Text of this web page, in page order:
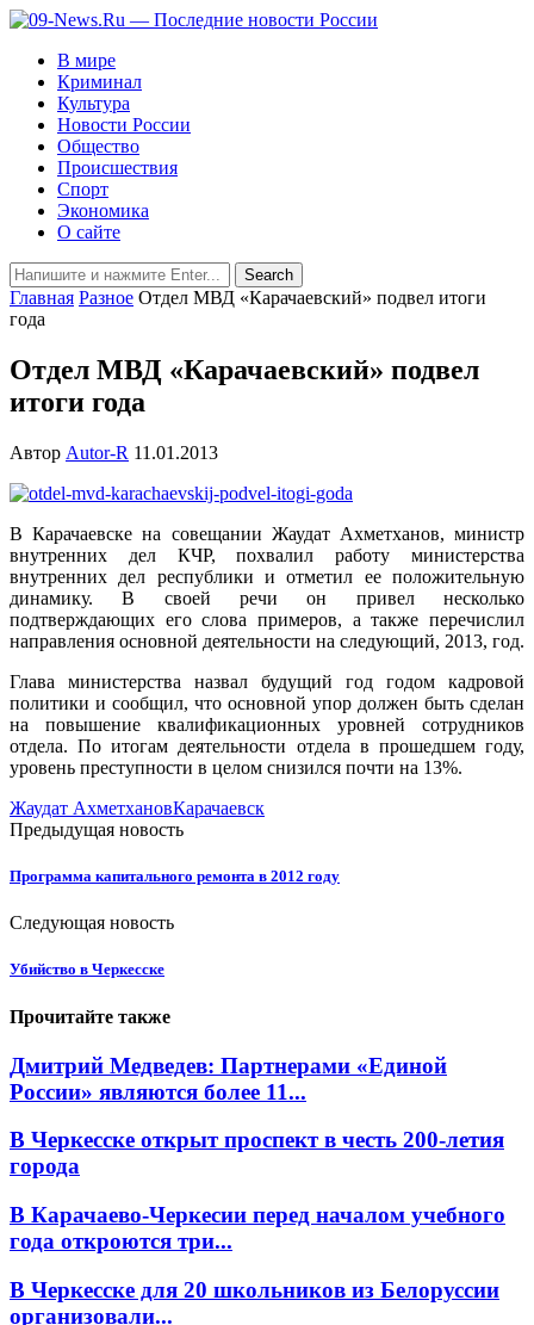
В мире
Криминал
Культура
Новости России
Общество
Происшествия
Спорт
Экономика
О сайте
Главная Разное Отдел МВД «Карачаевский» подвел итоги
года
Отдел МВД «Карачаевский» подвел
итоги года
Автор Autor-R 11.01.2013
В Карачаевске на совещании Жаудат Ахметханов, министр
внутренних дел КЧР, похвалил работу министерства
внутренних дел республики и отметил ее положительную
динамику. В своей речи он привел несколько
подтверждающих его слова примеров, а также перечислил
направления основной деятельности на следующий, 2013, год.
Глава министерства назвал будущий год годом кадровой
политики и сообщил, что основной упор должен быть сделан
на повышение квалификационных уровней сотрудников
отдела. По итогам деятельности отдела в прошедшем году,
уровень преступности в целом снизился почти на 13%.
Жаудат АхметхановКарачаевск
Предыдущая новость
Программа капитального ремонта в 2012 году
Следующая новость
Убийство в Черкесске
Прочитайте также
Дмитрий Медведев: Партнерами «Единой
России» являются более 11...
В Черкесске открыт проспект в честь 200-летия
города
В Карачаево-Черкесии перед началом учебного
года откроются три...
В Черкесске для 20 школьников из Белоруссии
организовали...